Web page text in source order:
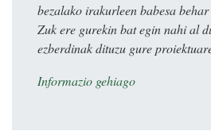
bezalako irakurleen babesa
Zuk ere gurekin bat egin nahi al
ezberdinak dituzu gure
Informazio gehiago